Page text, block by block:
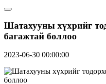
Шатахууны хүхрийг
багажтай боллоо
2023-06-30 00:00:00